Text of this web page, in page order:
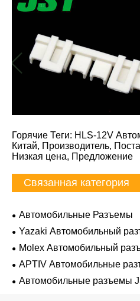
Горячие Теги: HLS-12V
Китай, Производитель,
Низкая цена, Предложение
Связанная категория
Автомобильные Разъемы
Yazaki Автомобильный
Molex Автомобильный
APTIV Автомобильные
Автомобильные разъемы